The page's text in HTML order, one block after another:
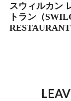
スウィルカン
トラン（
RESTAURANT